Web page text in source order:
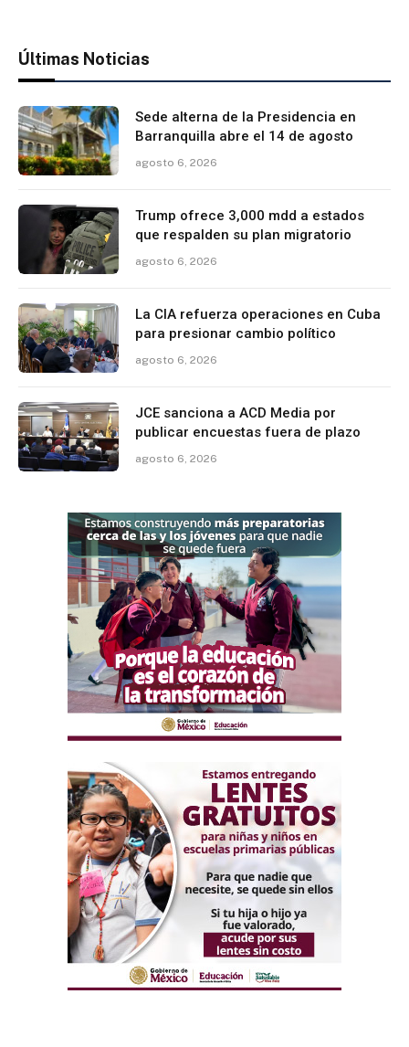
Últimas Noticias
Sede alterna de la Presidencia en
Barranquilla abre el 14 de agosto
agosto 6, 2026
Trump ofrece 3,000 mdd a estados
que respalden su plan migratorio
agosto 6, 2026
La CIA refuerza operaciones en Cuba
para presionar cambio político
agosto 6, 2026
JCE sanciona a ACD Media por
publicar encuestas fuera de plazo
agosto 6, 2026